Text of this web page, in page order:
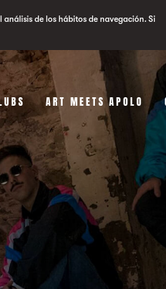
de los hábitos de navegación. Si
ART MEETS APOLO